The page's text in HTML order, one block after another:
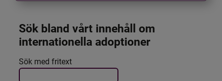
Sök bland vårt innehåll om
internationella adoptioner
Filtrera resultatet
Det här formuläret postas automatiskt
Sök med fritext